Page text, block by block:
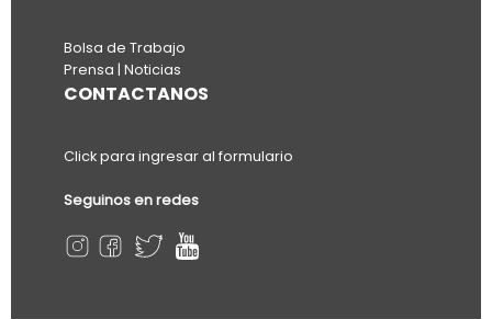
Bolsa de Trabajo
Prensa | Noticias
CONTACTANOS
Click para ingresar al formulario
Seguinos en redes